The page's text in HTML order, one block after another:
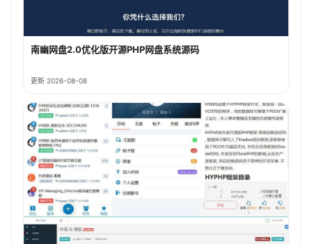
南幽网盘2.0优化版开源PHP网盘系统源码
更新 2026-08-08